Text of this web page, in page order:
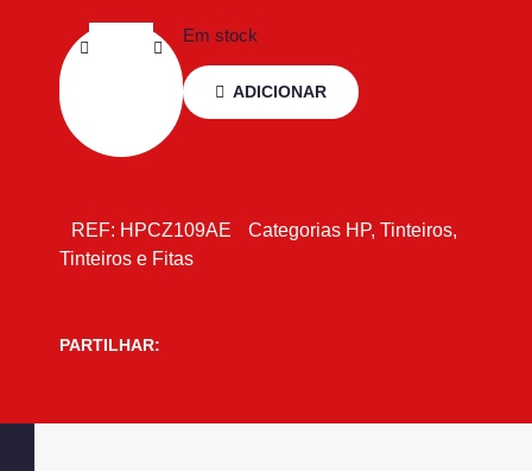
Em stock
ADICIONAR
REF: HPCZ109AE Categorias HP, Tinteiros,
Tinteiros e Fitas
PARTILHAR: